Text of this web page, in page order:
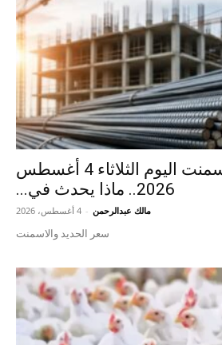
أسعار الحديد والأسمنت اليوم الثلاثاء 4 أغسطس
2026.. ماذا يحدث في...
مالك عبدالرحمن - 4 أغسطس، 2026
سعر الحديد والاسمنت